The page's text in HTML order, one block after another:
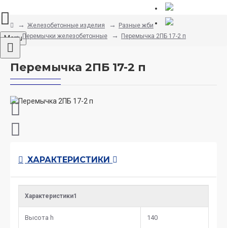
Menu
Железобетонные изделия
Разные жби
Перемычки железобетонные
Перемычка 2ПБ 17-2 п
Перемычка 2ПБ 17-2 п
ХАРАКТЕРИСТИКИ
Характеристики1
Высота h 140